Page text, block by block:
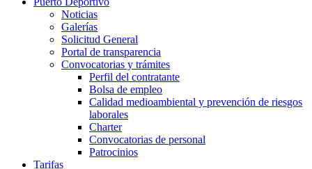
Noticias
Galerías
Solicitud General
Portal de transparencia
Convocatorias y trámites
Perfil del contratante
Bolsa de empleo
Calidad medioambiental y prevención de riesgos
laborales
Charter
Convocatorias de personal
Patrocinios
Tarifas